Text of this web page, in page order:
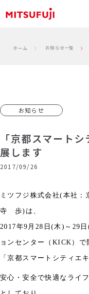
ホーム お知らせ一覧
お知らせ
「京都スマート
展します
2017/09/26
ミツフジ株式会社(本社：
寺 歩) は、
2017年9 月 28 日(木 ) ～ 29 日
ョンセンター（ KICK ）で
「京都スマートシティエ
安心・安全で快適なライ